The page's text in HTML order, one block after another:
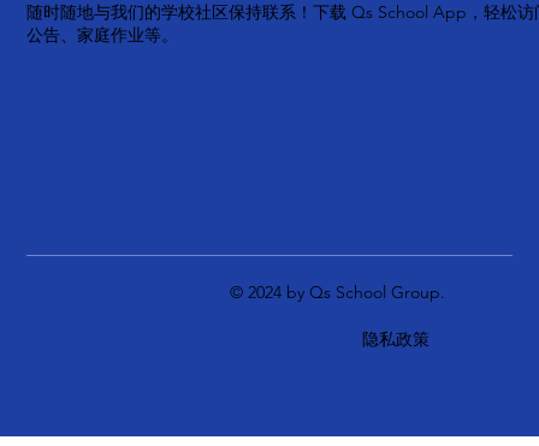
随时随地与我们的学校社区保持联系！下载 Qs School App，轻松访
公告、家庭作业等。
隐私政策
© 2024 by Qs School Group.